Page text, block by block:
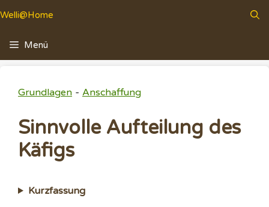
Inhalt
springen
Welli@Home
Menü
Grundlagen - Anschaffung
Sinnvolle Aufteilung des
Käfigs
Kurzfassung